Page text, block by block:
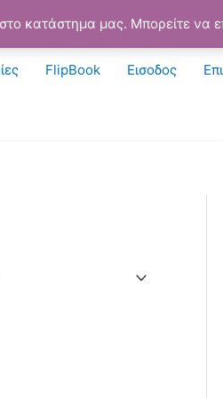
κατάστημα μας. Μπορείτε να
FlipBook Εισοδος